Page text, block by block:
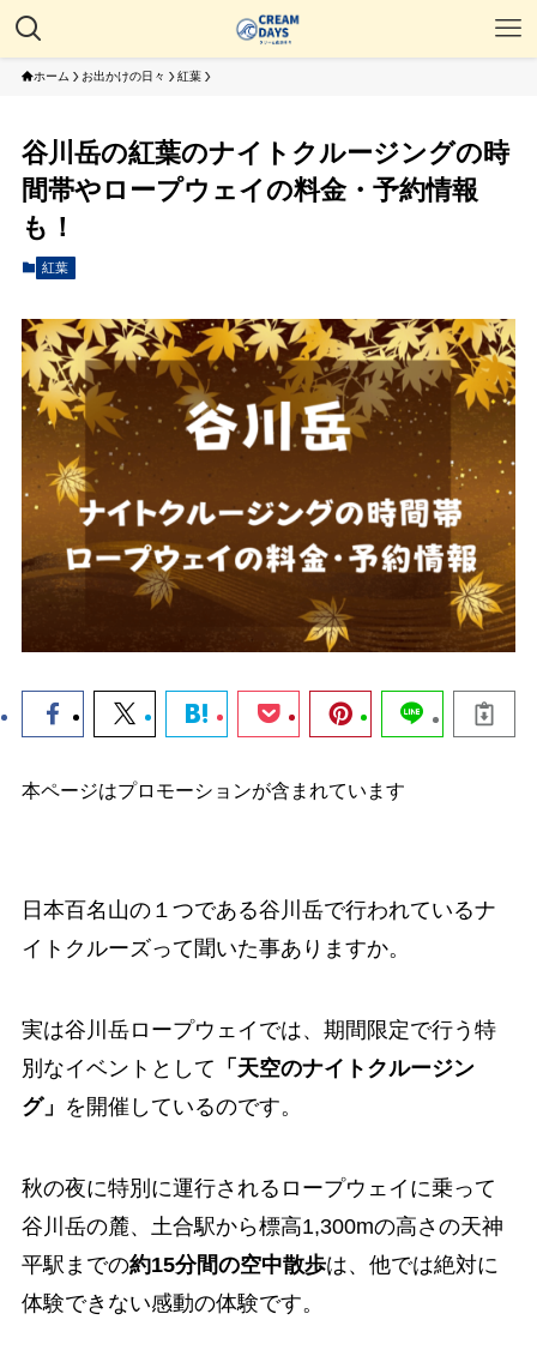
ホーム お出かけの日々 紅葉
谷川岳の紅葉のナイトクルージングの時
間帯やロープウェイの料金・予約情報
も！
紅葉
本ページはプロモーションが含まれています
日本百名山の１つである谷川岳で行われているナ
イトクルーズって聞いた事ありますか。
実は谷川岳ロープウェイでは、期間限定で行う特
別なイベントとして 「天空のナイトクルージン
グ」 を開催しているのです。
秋の夜に特別に運行されるロープウェイに乗って
谷川岳の麓、土合駅から標高1,300mの高さの天神
平駅までの約15分間の空中散歩は、他では絶対に
体験できない感動の体験です。